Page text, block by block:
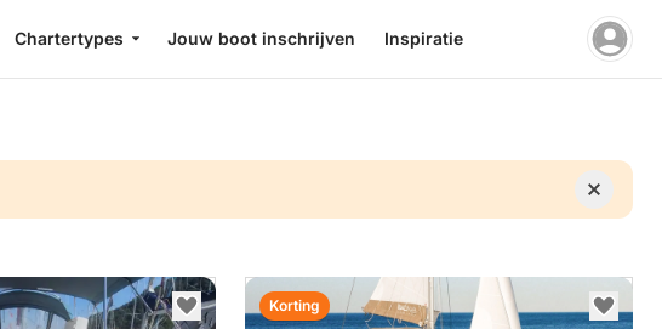
Chartertypes Jouw boot inschrijven Inspiratie
Korting